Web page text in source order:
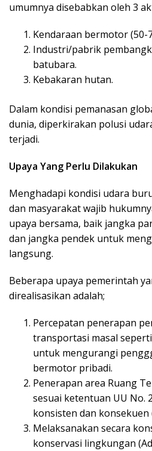
umumnya disebabkan oleh 3
Kendaraan bermotor (50-
Industri/pabrik
batubara.
Kebakaran hutan.
Dalam kondisi pemanasan
dunia, diperkirakan polusi
terjadi.
Upaya Yang Perlu Dilakukan
Menghadapi kondisi udara
dan masyarakat wajib
upaya bersama, baik jangka
dan jangka pendek untuk
langsung.
Beberapa upaya pemerintah
direalisasikan adalah;
Percepatan penerapan
transportasi masal seperti
untuk mengurangi
bermotor pribadi.
Penerapan area Ruang
sesuai ketentuan UU No.
konsisten dan konsekuen
Melaksanakan secara
konservasi lingkungan